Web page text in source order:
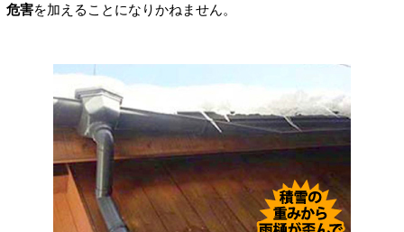
危害を加えることになりかねません。